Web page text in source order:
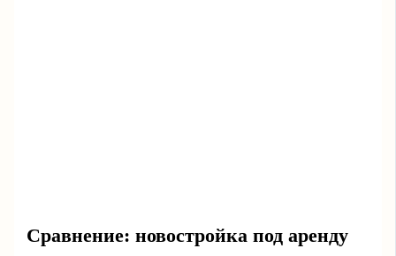
Сравнение: новостройка под аренду